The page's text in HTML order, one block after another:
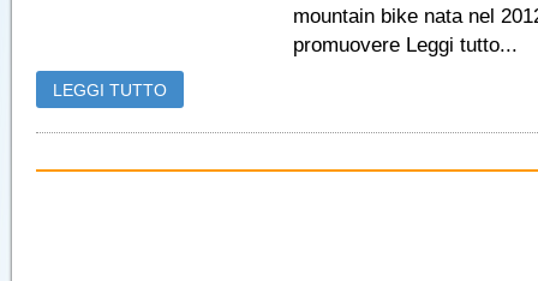
mountain bike nata nel
promuovere Leggi tutto...
LEGGI TUTTO